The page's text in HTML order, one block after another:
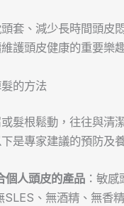
套、減少長時間頭皮
護頭皮健康的重要樂
的方法
髮根鬆動，往往與清
是專家建議的預防及
個人頭皮的產品：敏感
SLES、無酒精、無香